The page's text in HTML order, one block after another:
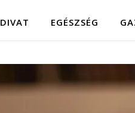
DIVAT EGÉSZSÉG